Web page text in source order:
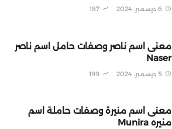
6 ديسمبر، 2024 187
معنى اسم ناصر وصفات حامل اسم ناصر
Naser
5 ديسمبر، 2024 199
معنى اسم منيرة وصفات حاملة اسم
منيره Munira